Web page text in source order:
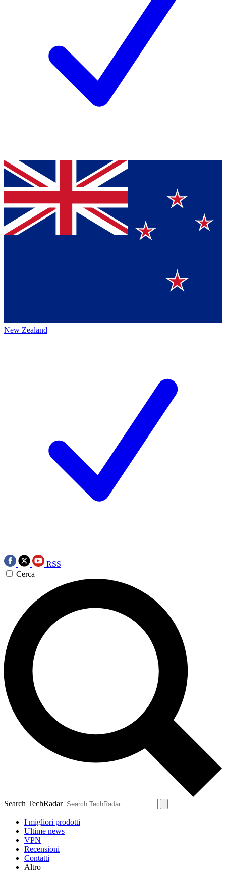
New Zealand
RSS
Cerca
Search TechRadar
I migliori prodotti
Ultime news
VPN
Recensioni
Contatti
Altro